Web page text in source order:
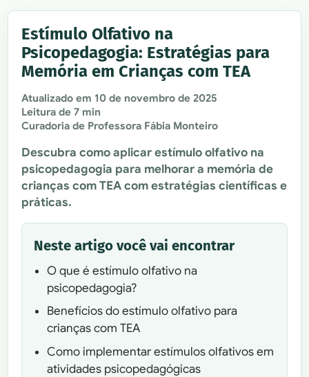
Estímulo Olfativo na
Psicopedagogia: Estratégias para
Memória em Crianças com TEA
Atualizado em10 de novembro de 2025
Leitura de 7 min
Curadoria de Professora Fábia Monteiro
Descubra como aplicar estímulo olfativo na
psicopedagogia para melhorar a memória de
crianças com TEA com estratégias científicas e
práticas.
Neste artigo você vai encontrar
O que é estímulo olfativo na
psicopedagogia?
Benefícios do estímulo olfativo para
crianças com TEA
Como implementar estímulos olfativos em
atividades psicopedagógicas